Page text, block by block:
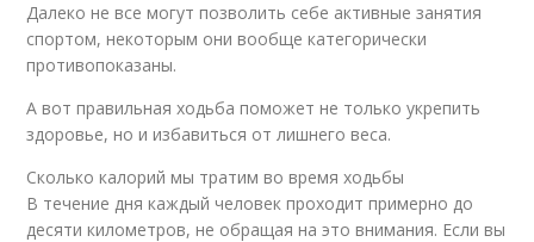
Далеко не все могут позволить себе активные занятия
спортом, некоторым они вообще категорически
противопоказаны.
А вот правильная ходьба поможет не только укрепить
здоровье, но и избавиться от лишнего веса.
Сколько калорий мы тратим во время ходьбы
В течение дня каждый человек проходит примерно до
десяти километров, не обращая на это внимания. Если вы